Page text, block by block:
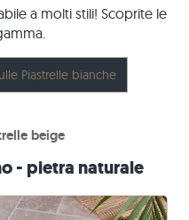
a molti stili! Scoprite le
Piastrelle bianche
beige
- pietra naturale